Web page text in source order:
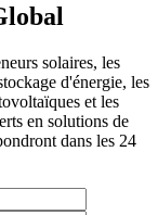
solaires, les
d'énergie, les
et les
en solutions de
dans les 24